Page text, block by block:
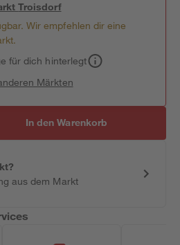
Troisdorf
Wir empfehlen dir eine
für dich hinterlegt
Märkten
In den Warenkorb
aus dem Markt